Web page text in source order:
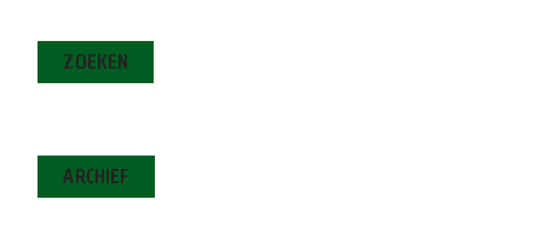
ZOEKEN
ARCHIEF